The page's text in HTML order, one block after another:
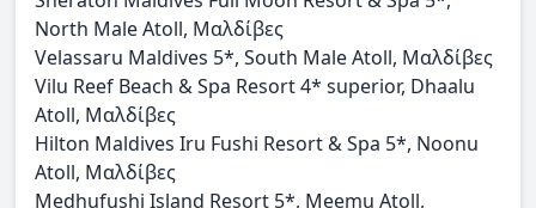
North Male Atoll, Μαλδίβες
Velassaru Maldives 5*, South Male Atoll, Μαλδίβες
Vilu Reef Beach & Spa Resort 4* superior, Dhaalu
Atoll, Μαλδίβες
Hilton Maldives Iru Fushi Resort & Spa 5*, Noonu
Atoll, Μαλδίβες
Medhufushi Island Resort 5*, Meemu Atoll,